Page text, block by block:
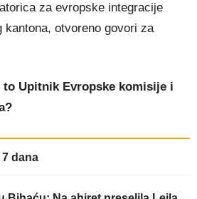
za evropske integracije
kantona, otvoreno govori za
to Upitnik Evropske komisije i
dana